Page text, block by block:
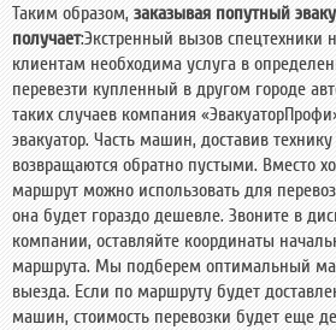
Таким образом, заказывая попутный
получает:Экстренный вызов спецтехники
клиентам необходима услуга в
перевезти купленный в другом городе
таких случаев компания
эвакуатор. Часть машин, доставив
возвращаются обратно пустыми. Вместо
маршрут можно использовать для
она будет гораздо дешевле. Звоните в
компании, оставляйте координаты
маршрута. Мы подберем оптимальный
выезда. Если по маршруту будет
машин, стоимость перевозки будет еще